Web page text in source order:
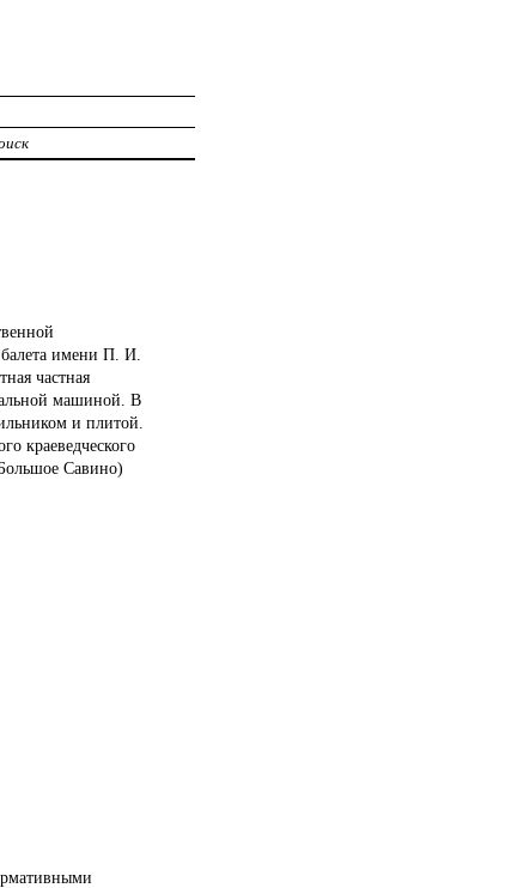
балета имени П. И.
частная
машиной. В
и плитой.
краеведческого
Савино)